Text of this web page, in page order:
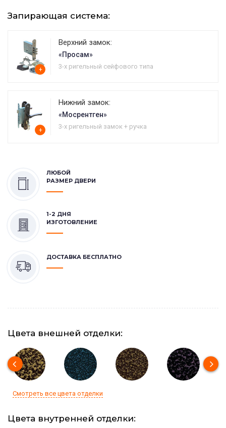
Запирающая система:
+
Верхний замок:
«Просам»
3-х ригельный сейфового типа
+
Нижний замок:
«Мосрентген»
3-х ригельный замок + ручка
ЛЮБОЙ
РАЗМЕР ДВЕРИ
1-2 ДНЯ
ИЗГОТОВЛЕНИЕ
ДОСТАВКА БЕСПЛАТНО
Цвета внешней отделки:
Смотреть все цвета отделки
Цвета внутренней отделки: